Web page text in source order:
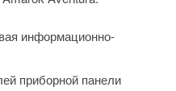
информационно-
приборной панели